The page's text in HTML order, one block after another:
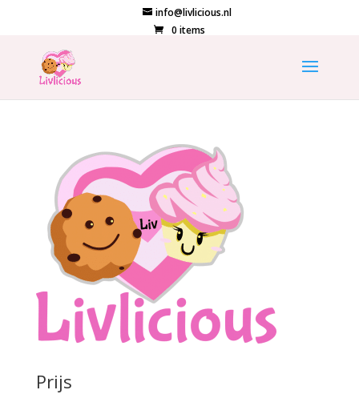
info@livlicious.nl
0 items
Prijs